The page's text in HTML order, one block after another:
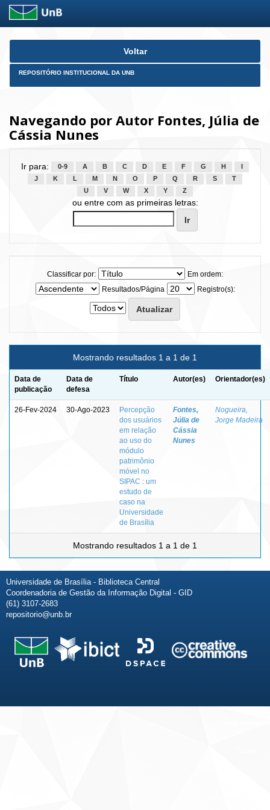
Skip
Voltar
REPOSITÓRIO INSTITUCIONAL DA UNB
Navegando por Autor Fontes, Júlia de
Cássia Nunes
Ir para: 0-9 A B C D E F G H
J
K L M N O P Q R S
T
U
V W X Y Z
ou entre com as primeiras letras:
Classificar por:
Em ordem:
Resultados/Página
Registro(s):
Mostrando resultados 1 a 1 de 1
Data de
publicação
Data de
defesa
Título Autor(es) Orientador(es)
26-Fev-2024 30-Ago-2023
Percepção
dos usuários
em relação
ao uso do
módulo
patrimônio
móvel no
SIPAC : um
estudo de
caso na
Universidade
de Brasília
Fontes,
Júlia de
Cássia
Nunes
Nogueira,
Jorge Madeira
Mostrando resultados 1 a 1 de 1
Universidade de Brasília - Biblioteca Central
Coordenadoria de Gestão da Informação Digital - GID
(61) 3107-2683
repositorio@unb.br